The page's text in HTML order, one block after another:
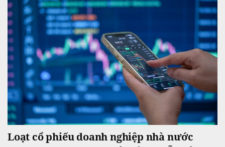
Loạt cổ phiếu doanh nghiệp nhà nước